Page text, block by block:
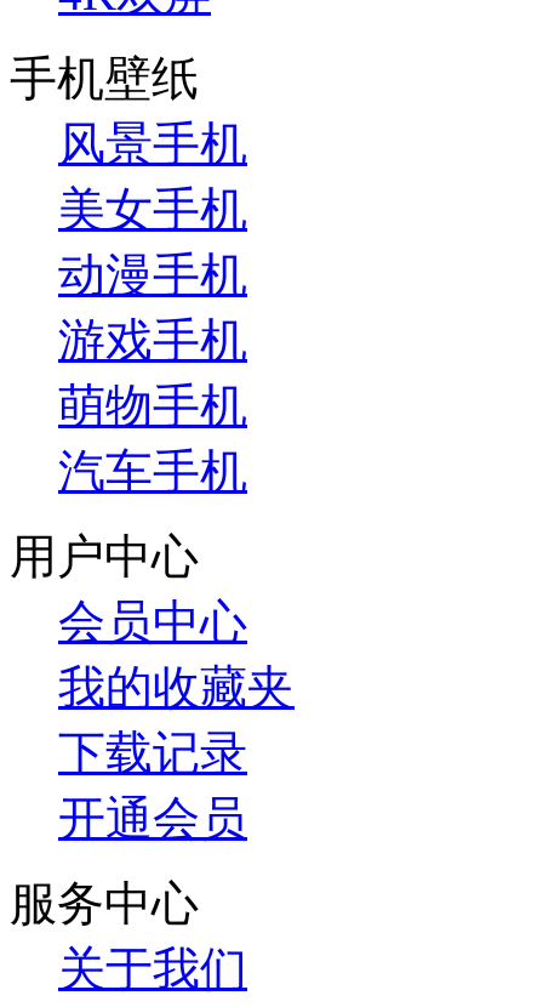
手机壁纸
风景手机
美女手机
动漫手机
游戏手机
萌物手机
汽车手机
用户中心
会员中心
我的收藏夹
下载记录
开通会员
服务中心
关于我们